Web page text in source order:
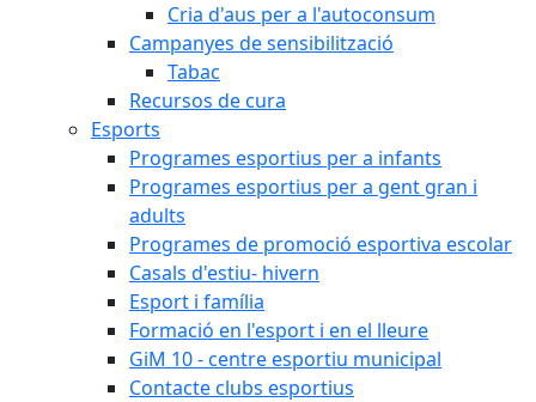
Cria d'aus per a l'autoconsum
Campanyes de sensibilització
Tabac
Recursos de cura
Esports
Programes esportius per a infants
Programes esportius per a gent gran i
adults
Programes de promoció esportiva escolar
Casals d'estiu- hivern
Esport i família
Formació en l'esport i en el lleure
GiM 10 - centre esportiu municipal
Contacte clubs esportius